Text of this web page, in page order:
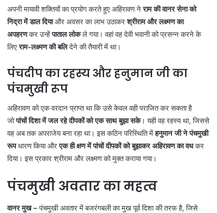
अपनी मायावी शक्तियों का प्रयोग करते हुए अहिरावण नेराम की वानर सेना को
निद्रा में डाल दियाऔर अवसर का लाभ उठाकरश्रीराम और लक्ष्मण का
अपहरणकर उन्हेंपाताल लोकले गया। वहां वह देवी भवानी को प्रसन्न करने के
लिएराम-लक्ष्मण की बलिदेने की तैयारी में था।
पंचदीप का रहस्य और हनुमान जी का
पंचमुखी रूप
अहिरावण को एक वरदान प्राप्त था कि उसे केवल वही पराजित कर सकता है
जोपांचों दिशा में जल रहे दीपकों को एक साथ बुझा सके। यही वह रहस्य था, जिससे
वह अब तक अपराजेय बना रहा था। इस कठिन परिस्थिति मेंहनुमान जी ने पंचमुखी
रूपधारण किया औरएक ही क्षण में पांचों दीपकों को बुझाकर अहिरावण का वधकर
दिया। इस प्रकार श्रीराम और लक्ष्मण को मुक्त कराया गया।
पंचमुखी अवतार का महत्व
वानर मुख –पंचमुखी अवतार में बजरंगबली का मुख पूर्व दिशा की तरफ है, जिसे